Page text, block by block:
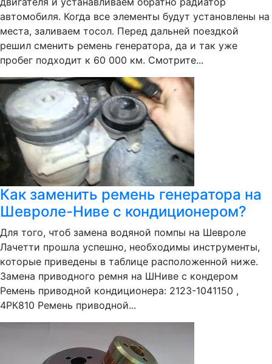
автомобиля. Когда все элементы будут установлены на
места, заливаем тосол. Перед дальней поездкой
решил сменить ремень генератора, да и так уже
пробег подходит к 60 000 км. Смотрите...
Как заменить ремень генератора на
Шевроле-Ниве с кондиционером?
Для того, чтоб замена водяной помпы на Шевроле
Лачетти прошла успешно, необходимы инструменты,
которые приведены в таблице расположенной ниже.
Замена приводного ремня на ШНиве с кондером
Ремень приводной кондиционера: 2123-1041150 ,
4РК810 Ремень приводной...